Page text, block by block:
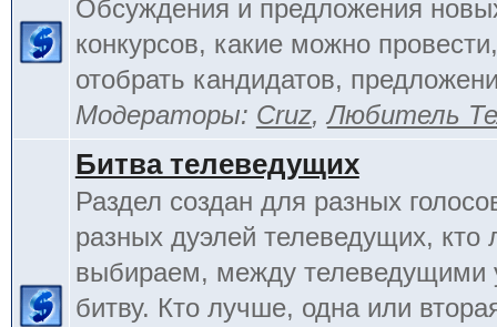
Обсуждения и предложения
конкурсов, какие можно
отобрать кандидатов,
Модераторы: Cruz,Любитель
Битва телеведущих
Раздел создан для разных
разных дуэлей телеведущих, кто
выбираем, между телеведущими
битву. Кто лучше, одна или